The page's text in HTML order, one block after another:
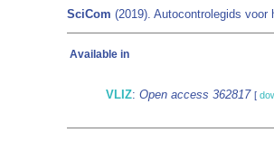
SciCom (2019). Autocontrolegids
Available in
VLIZ: Open access 362817 [